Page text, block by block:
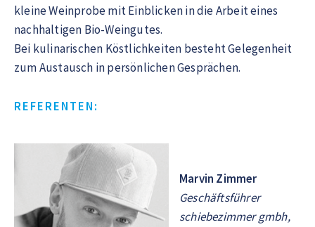
kleine Weinprobe mit Einblicken in die Arbeit eines
nachhaltigen Bio-Weingutes.
Bei kulinarischen Köstlichkeiten besteht Gelegenheit
zum Austausch in persönlichen Gesprächen.
REFERENTEN:
Marvin Zimmer
Geschäftsführer
schiebezimmer gmbh,